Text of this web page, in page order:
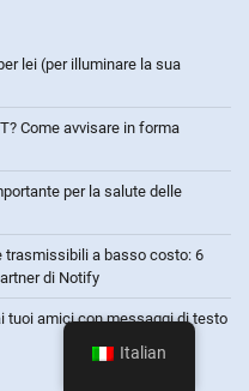
lei (per illuminare la sua
Come avvisare in forma
per la salute delle
a basso costo: 6
di Notify
tuoi amici con messaggi di testo
Italian